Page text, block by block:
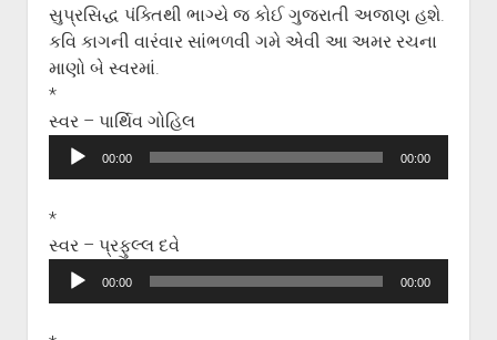
સુપ્રસિદ્ધ પંક્તિથી ભાગ્યે જ કોઈ ગુજરાતી અજાણ હશે.
કવિ કાગની વારંવાર સાંભળવી ગમે એવી આ અમર રચના
માણો બે સ્વરમાં.
*
સ્વર – પાર્થિવ ગોહિલ
Audio
00:00 00:00
*
સ્વર – પ્રફુલ્લ દવે
Audio
00:00 00:00